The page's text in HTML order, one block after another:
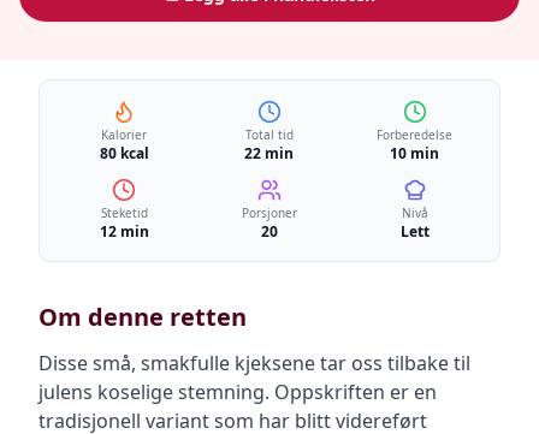
Kalorier
80 kcal
Total tid
22 min
Forberedelse
10 min
Steketid
12 min
Porsjoner
20
Nivå
Lett
Om denne retten
Disse små, smakfulle kjeksene tar oss tilbake til
julens koselige stemning. Oppskriften er en
tradisjonell variant som har blitt videreført